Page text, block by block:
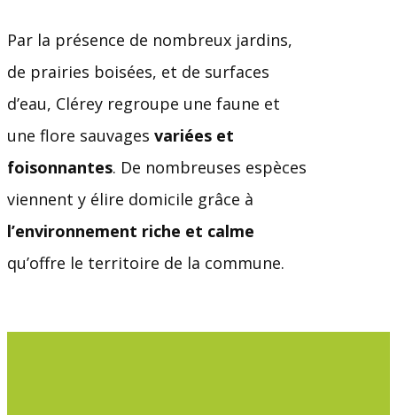
Par la présence de nombreux jardins,
de prairies boisées, et de surfaces
d’eau, Clérey regroupe une faune et
une flore sauvages variées et
foisonnantes. De nombreuses espèces
viennent y élire domicile grâce à
l’environnement riche et calme
qu’offre le territoire de la commune.